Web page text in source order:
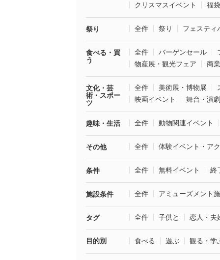
クリスマスイベント
福
祭り 全件 祭り フェスティ
食べる・買
う
全件 バーゲンセール
物産展・観光フェア
商
文化・芸
術・スポー
ツ
全件 美術展・博物展
映画イベント
舞台・演劇
趣味・生活 全件 動物関連イベント
その他 全件 体験イベント・ア
条件 全件 無料イベント 終
施設条件 全件 アミューズメント
タグ 全件 子供と 恋人・夫
目的別 食べる 遊ぶ 観る・学